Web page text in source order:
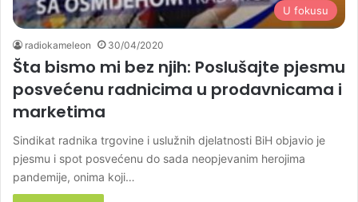
U fokusu
radiokameleon 30/04/2020
Šta bismo mi bez njih: Poslušajte pjesmu
posvećenu radnicima u prodavnicama i
marketima
Sindikat radnika trgovine i uslužnih djelatnosti BiH objavio je
pjesmu i spot posvećenu do sada neopjevanim herojima
pandemije, onima koji…